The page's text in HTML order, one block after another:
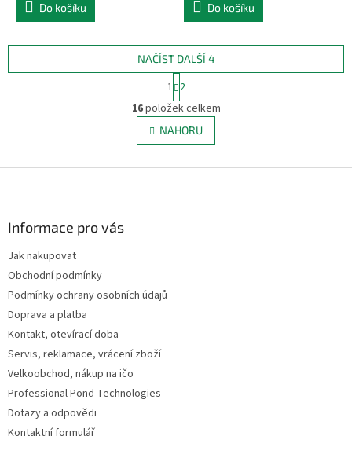
Do košíku Do košíku
O
v
l
á
NAČÍST DALŠÍ 4
t
r
á
n
k
v
1 2
16položek celkem
NAHORU
Informace pro vás
Jak nakupovat
Obchodní podmínky
Podmínky ochrany osobních údajů
Doprava a platba
Kontakt, otevírací doba
Servis, reklamace, vrácení zboží
Velkoobchod, nákup na ičo
Professional Pond Technologies
Dotazy a odpovědi
Kontaktní formulář